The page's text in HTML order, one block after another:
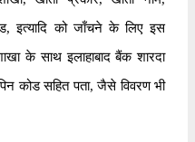
इत्यादि को जाँचने के लिए इस
के साथ इलाहाबाद बैंक शारदा
कोड सहित पता, जैसे विवरण भी